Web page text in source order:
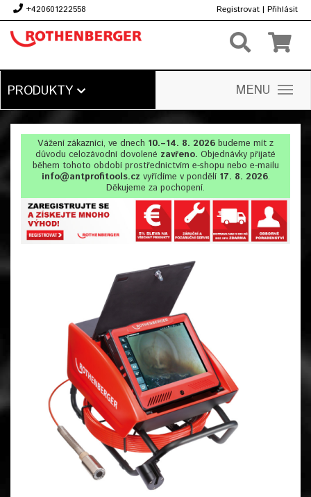
+420601222558 Registrovat | Přihlásit
PRODUKTY MENU
Vážení zákazníci, ve dnech 10.–14. 8. 2026 budeme mít z
důvodu celozávodní dovolené zavřeno. Objednávky přijaté
během tohoto období prostřednictvím e-shopu nebo e-mailu
info@antprofitools.cz vyřídíme v pondělí 17. 8. 2026.
Děkujeme za pochopení.